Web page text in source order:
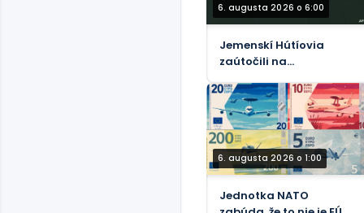
6. augusta 2026 o 6:00
Jemenskí Hútíovia
zaútočili na
tanker pri pobreží
Yanbu
6. augusta 2026 o 1:00
Jednotka NATO